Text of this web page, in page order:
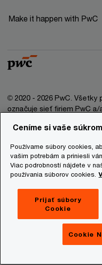
Make it happen with PwC
© 2020 - 2026 PwC. Všetky
označuje sieť firiem PwC
informácie nájdete na
Právna doložka
Ochrana osobných údajov
Prevádzkovatelia stránky
Mapa stránky
Digital Services Act
Ceníme si vaše
Používame súbory cookies,
vašim potrebám a priniesli
Viac podrobností nájdete v
používania súborov cookies.
Prijať súbory
Cookie
Cookie